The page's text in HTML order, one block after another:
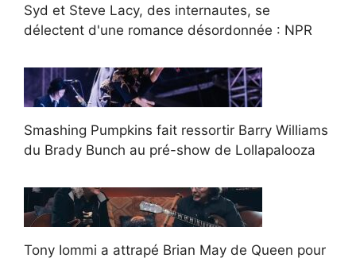
Syd et Steve Lacy, des internautes, se
délectent d'une romance désordonnée : NPR
Smashing Pumpkins fait ressortir Barry Williams
du Brady Bunch au pré-show de Lollapalooza
Tony Iommi a attrapé Brian May de Queen pour